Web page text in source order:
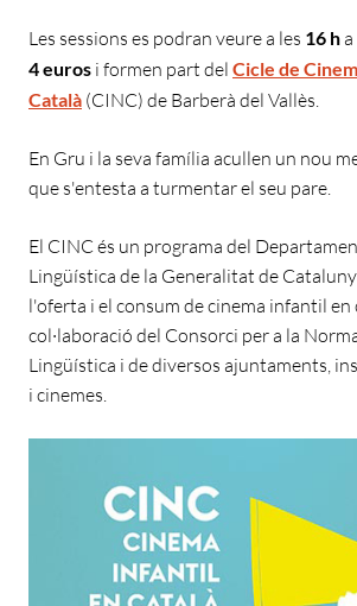
Les sessions es podran veure a les 16 h
4 euros i formen part del Cicle de
Català (CINC) de Barberà del Vallès.
En Gru i la seva família acullen un nou
que s'entesta a turmentar el seu pare.
El CINC és un programa del
Lingüística de la Generalitat de
l'oferta i el consum de cinema infantil en
col·laboració del Consorci per a la
Lingüística i de diversos ajuntaments,
i cinemes.